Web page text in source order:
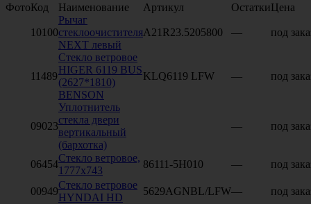
ФотоКод Наименование Артикул ОстаткиЦена
10100
Рычаг
стеклоочистителя
NEXT левый
A21R23.5205800 — под
11489
Стекло ветровое
HIGER 6119 BUS
(2627*1810)
BENSON
KLQ6119 LFW — под
09023
Уплотнитель
стекла двери
вертикальный
(бархотка)
— под
06454
Стекло ветровое,
1777х743
86111-5Н010 — под
00949
Стекло ветровое
HYNDAI HD
5629AGNBL/LFW— под